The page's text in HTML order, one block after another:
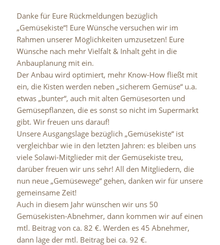
Danke für Eure Rückmeldungen bezüglich
„Gemüsekiste“! Eure Wünsche versuchen wir im
Rahmen unserer Möglichkeiten umzusetzen! Eure
Wünsche nach mehr Vielfalt & Inhalt geht in die
Anbauplanung mit ein.
Der Anbau wird optimiert, mehr Know-How fließt mit
ein, die Kisten werden neben „sicherem Gemüse“ u.a.
etwas „bunter“, auch mit alten Gemüsesorten und
Gemüsepflanzen, die es sonst so nicht im Supermarkt
gibt. Wir freuen uns darauf!
Unsere Ausgangslage bezüglich „Gemüsekiste“ ist
vergleichbar wie in den letzten Jahren: es bleiben uns
viele Solawi-Mitglieder mit der Gemüsekiste treu,
darüber freuen wir uns sehr! All den Mitgliedern, die
nun neue „Gemüsewege“ gehen, danken wir für unsere
gemeinsame Zeit!
Auch in diesem Jahr wünschen wir uns 50
Gemüsekisten-Abnehmer, dann kommen wir auf einen
mtl. Beitrag von ca. 82 €. Werden es 45 Abnehmer,
dann läge der mtl. Beitrag bei ca. 92 €.